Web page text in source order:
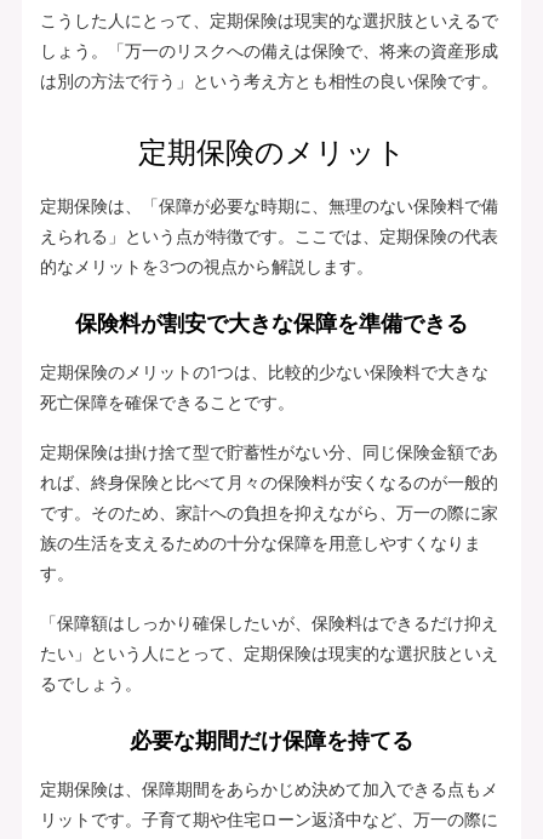
こうした人にとって、定期保険は現実的な選択肢といえるで
しょう。「万一のリスクへの備えは保険で、将来の資産形成
は別の方法で行う」という考え方とも相性の良い保険です。
定期保険のメリット
定期保険は、「保障が必要な時期に、無理のない保険料で備
えられる」という点が特徴です。ここでは、定期保険の代表
的なメリットを3つの視点から解説します。
保険料が割安で大きな保障を準備できる
定期保険のメリットの1つは、比較的少ない保険料で大きな
死亡保障を確保できることです。
定期保険は掛け捨て型で貯蓄性がない分、同じ保険金額であ
れば、終身保険と比べて月々の保険料が安くなるのが一般的
です。そのため、家計への負担を抑えながら、万一の際に家
族の生活を支えるための十分な保障を用意しやすくなりま
す。
「保障額はしっかり確保したいが、保険料はできるだけ抑え
たい」という人にとって、定期保険は現実的な選択肢といえ
るでしょう。
必要な期間だけ保障を持てる
定期保険は、保障期間をあらかじめ決めて加入できる点もメ
リットです。子育て期や住宅ローン返済中など、万一の際に